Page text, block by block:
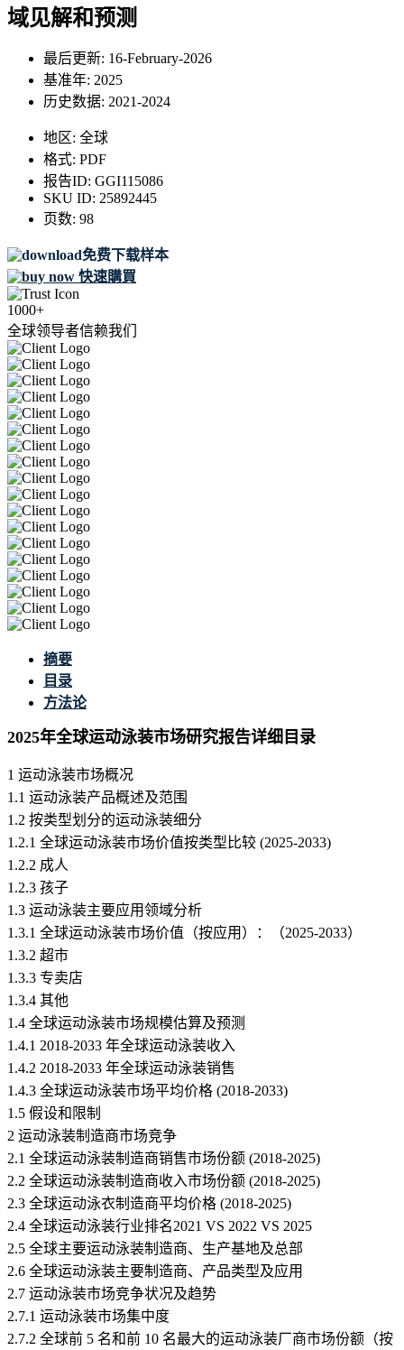
域见解和预测
最后更新: 16-February-2026
基准年: 2025
历史数据: 2021-2024
地区: 全球
格式: PDF
报告ID: GGI115086
SKU ID: 25892445
页数: 98
免费下载样本
快速購買
1000+
全球领导者信赖我们
摘要
目录
方法论
2025年全球运动泳装市场研究报告详细目录
1 运动泳装市场概况
1.1 运动泳装产品概述及范围
1.2 按类型划分的运动泳装细分
1.2.1 全球运动泳装市场价值按类型比较 (2025-2033)
1.2.2 成人
1.2.3 孩子
1.3 运动泳装主要应用领域分析
1.3.1 全球运动泳装市场价值（按应用）：（2025-2033）
1.3.2 超市
1.3.3 专卖店
1.3.4 其他
1.4 全球运动泳装市场规模估算及预测
1.4.1 2018-2033 年全球运动泳装收入
1.4.2 2018-2033 年全球运动泳装销售
1.4.3 全球运动泳装市场平均价格 (2018-2033)
1.5 假设和限制
2 运动泳装制造商市场竞争
2.1 全球运动泳装制造商销售市场份额 (2018-2025)
2.2 全球运动泳装制造商收入市场份额 (2018-2025)
2.3 全球运动泳衣制造商平均价格 (2018-2025)
2.4 全球运动泳装行业排名2021 VS 2022 VS 2025
2.5 全球主要运动泳装制造商、生产基地及总部
2.6 全球运动泳装主要制造商、产品类型及应用
2.7 运动泳装市场竞争状况及趋势
2.7.1 运动泳装市场集中度
2.7.2 全球前 5 名和前 10 名最大的运动泳装厂商市场份额（按